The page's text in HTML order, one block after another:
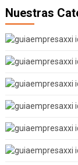
Nuestras